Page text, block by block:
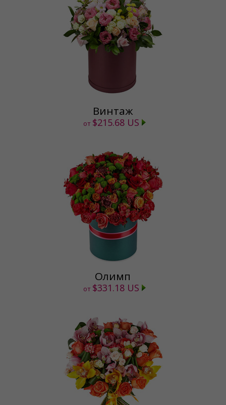
Винтаж
от $215.68 US
Олимп
от $331.18 US